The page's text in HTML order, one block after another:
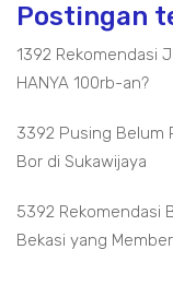
Postingan
1392 Rekomendasi
HANYA 100rb-an?
3392 Pusing Belum
Bor di Sukawijaya
5392 Rekomendasi
Bekasi yang